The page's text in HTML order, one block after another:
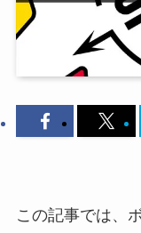
この記事では、